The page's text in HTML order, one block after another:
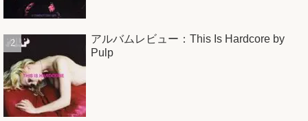
アルバムレビュー：This Is Hardcore by
Pulp